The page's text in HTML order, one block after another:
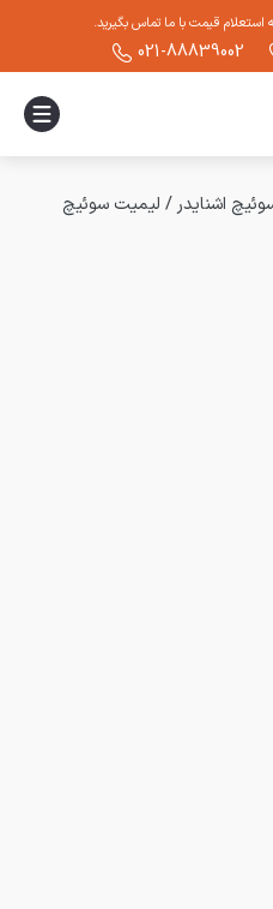
استعلام قیمت با ما تماس بگیرید.
021-88839002
اشنایدر / لیمیت سوئیچ